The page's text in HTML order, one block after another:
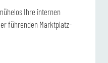
Ihre internen
führenden Marktplatz-